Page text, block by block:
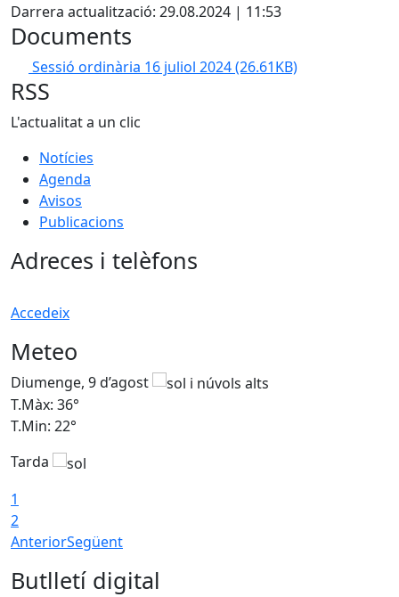
Darrera actualització: 29.08.2024 | 11:53
Documents
Sessió ordinària 16 juliol 2024(26.61KB)
RSS
L'actualitat a un clic
Notícies
Agenda
Avisos
Publicacions
Adreces i telèfons
Accedeix
Meteo
Diumenge, 9 d’agost
T.Màx: 36°
T.Min: 22°
Tarda
1
2
AnteriorSegüent
Butlletí digital